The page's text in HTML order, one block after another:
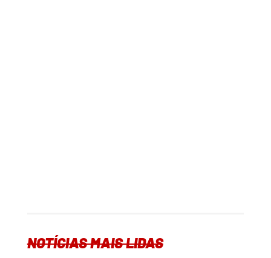
NOTÍCIAS MAIS LIDAS